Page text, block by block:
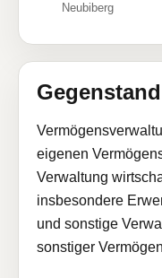
Neubiberg
eigenen
Verwaltung
insbesondere
und sonstige
sonstiger